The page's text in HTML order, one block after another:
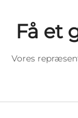
Få et
Vores